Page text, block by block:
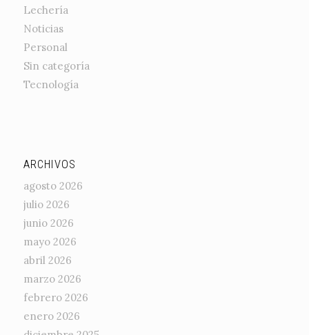
Lechería
Noticias
Personal
Sin categoría
Tecnología
ARCHIVOS
agosto 2026
julio 2026
junio 2026
mayo 2026
abril 2026
marzo 2026
febrero 2026
enero 2026